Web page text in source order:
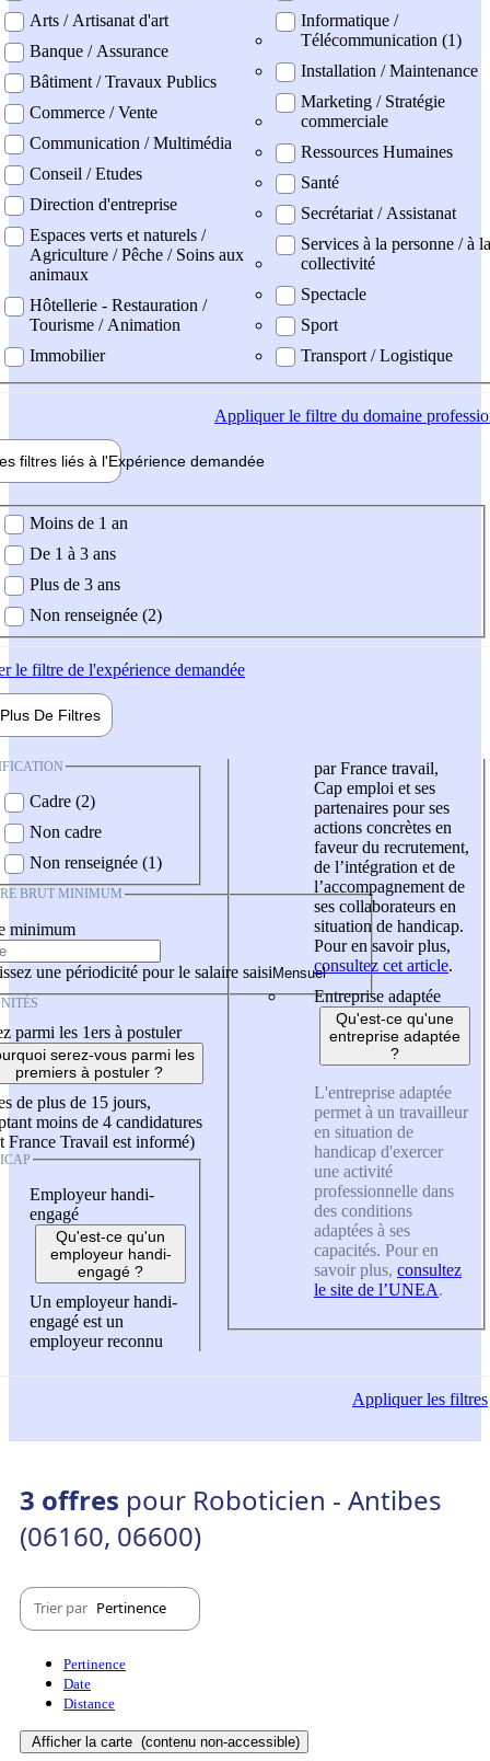
Arts / Artisanat d'art
Banque / Assurance
Bâtiment / Travaux Publics
Commerce / Vente
Communication / Multimédia
Conseil / Etudes
Direction d'entreprise
Espaces verts et naturels /
Agriculture / Pêche / Soins aux
animaux
Hôtellerie - Restauration /
Tourisme / Animation
Immobilier
Informatique /
Télécommunication (1)
Installation / Maintenance
Marketing / Stratégie
commerciale
Ressources Humaines
Santé
Secrétariat / Assistanat
Services à la personne / à la
collectivité
Spectacle
Sport
Transport / Logistique
Appliquerle filtre du domaine
filtres liés à l'Expérience demandée
demandée
Moins de 1 an
De 1 à 3 ans
Plus de 3 ans
Non renseignée (2)
le filtre de l'expérience demandée
Plus De Filtres
Cadre (2)
Non cadre
Non renseignée (1)
BRUT MINIMUM
minimum
une périodicité pour le salaire saisi
parmi les 1ers à postuler
serez-vous parmi les
premiers à postuler ?
de plus de 15 jours,
moins de 4 candidatures
France Travail est informé)
Employeur handi-
engagé
Qu'est-ce qu'un
employeur handi-
engagé ?
Un employeur handi-
engagé est un
employeur reconnu
par France travail,
Cap emploi et ses
partenaires pour ses
actions concrètes en
faveur du recrutement,
de l’intégration et de
l’accompagnement de
ses collaborateurs en
situation de handicap.
Pour en savoir plus,
consultez cet article.
Entreprise adaptée
Qu'est-ce qu'une
entreprise adaptée
?
L'entreprise adaptée
permet à un travailleur
en situation de
handicap d'exercer
une activité
professionnelle dans
des conditions
adaptées à ses
capacités. Pour en
savoir plus, consultez
le site de l’UNEA.
Appliquerles filtres
3 offres pour Roboticien - Antibes
(06160, 06600)
Trier par Pertinence
Pertinence
Date
Distance
Afficher la carte (contenu non-accessible)